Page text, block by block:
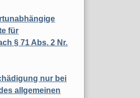
für
§ 71 Abs. 2 Nr.
nur bei
allgemeinen